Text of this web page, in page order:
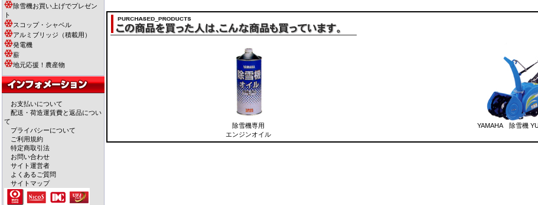
除雪機お買い上げでプレゼン
ト
スコップ・シャベル
アルミブリッジ（積載用）
発電機
薪
地元応援！農産物
お支払いについて
配送・荷造運賃費と返品につい
て
プライバシーについて
ご利用規約
特定商取引法
お問い合わせ
サイト運営者
よくあるご質問
サイトマップ
除雪機専用
エンジンオイル
YAMAHA 除雪機